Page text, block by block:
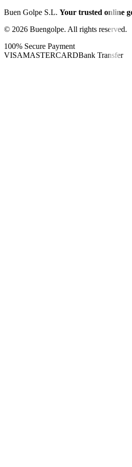
Buen Golpe S.L. Your trusted online
© 2026 Buengolpe. All rights reserved.
100% Secure Payment
VISAMASTERCARDBank Transfer